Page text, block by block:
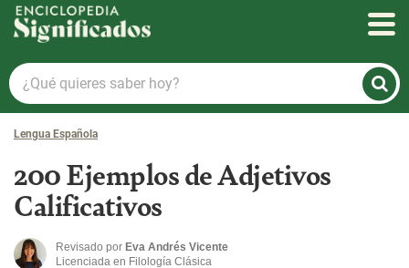
Enciclopedia Significados
¿Qué
quieres
saber
hoy?
Lengua Española
200 Ejemplos de Adjetivos
Calificativos
Revisado por Eva Andrés Vicente
Licenciada en Filología Clásica